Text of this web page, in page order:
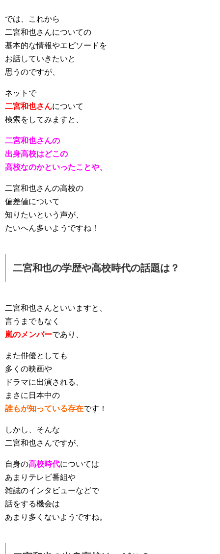
では、これから
二宮和也さんについての
基本的な情報やエピソードを
お話していきたいと
思うのですが、
ネットで
二宮和也さんについて
検索をしてみますと、
二宮和也さんの
出身高校はどこの
高校なのかといったことや、
二宮和也さんの高校の
偏差値について
知りたいという声が、
たいへん多いようですね！
二宮和也の学歴や高校時代の話題は？
二宮和也さんといいますと、
言うまでもなく
嵐のメンバーであり、
また俳優としても
多くの映画や
ドラマに出演される、
まさに日本中の
誰もが知っている存在です！
しかし、そんな
二宮和也さんですが、
自身の高校時代については
あまりテレビ番組や
雑誌のインタビューなどで
話をする機会は
あまり多くないようですね。